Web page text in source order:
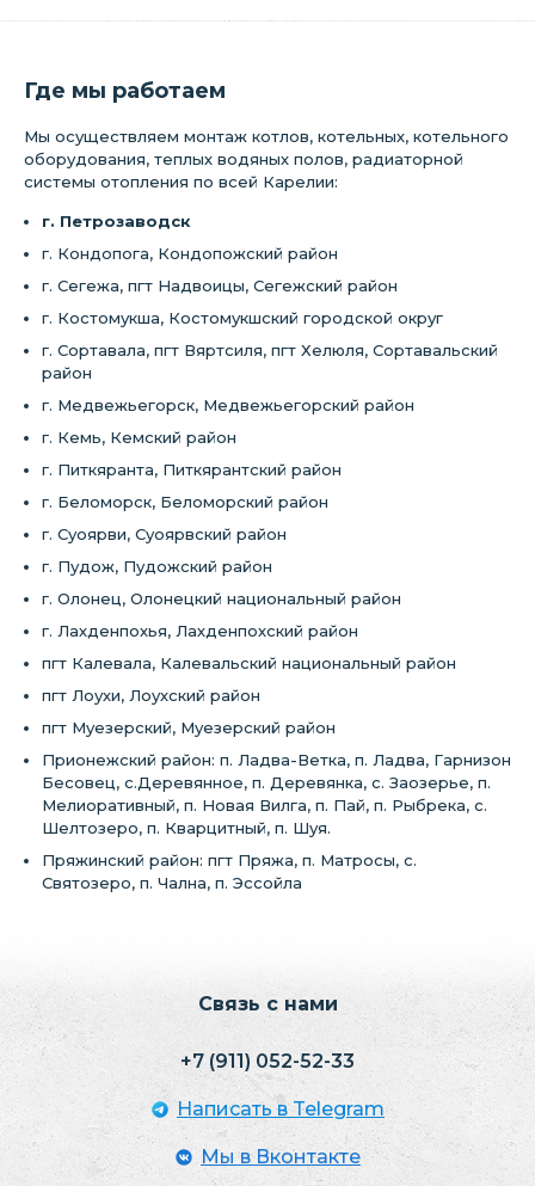
Где мы работаем
Мы осуществляем монтаж котлов, котельных, котельного
оборудования, теплых водяных полов, радиаторной
системы отопления по всей Карелии:
г. Петрозаводск
г. Кондопога, Кондопожский район
г. Сегежа, пгт Надвоицы, Сегежский район
г. Костомукша, Костомукшский городской округ
г. Сортавала, пгт Вяртсиля, пгт Хелюля, Сортавальский
район
г. Медвежьегорск, Медвежьегорский район
г. Кемь, Кемский район
г. Питкяранта, Питкярантский район
г. Беломорск, Беломорский район
г. Суоярви, Суоярвский район
г. Пудож, Пудожский район
г. Олонец, Олонецкий национальный район
г. Лахденпохья, Лахденпохский район
пгт Калевала, Калевальский национальный район
пгт Лоухи, Лоухский район
пгт Муезерский, Муезерский район
Прионежский район: п. Ладва-Ветка, п. Ладва, Гарнизон
Бесовец, с.Деревянное, п. Деревянка, с. Заозерье, п.
Мелиоративный, п. Новая Вилга, п. Пай, п. Рыбрека, с.
Шелтозеро, п. Кварцитный, п. Шуя.
Пряжинский район: пгт Пряжа, п. Матросы, с.
Святозеро, п. Чална, п. Эссойла
Связь с нами
+7 (911) 052-52-33
Написать в Telegram
Мы в Вконтактe